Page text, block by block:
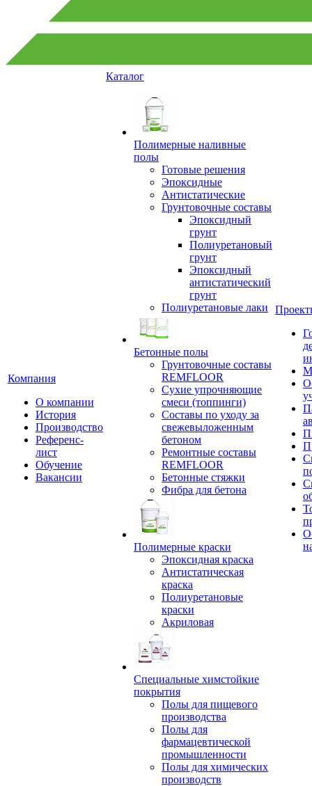
Компания
О компании
История
Производство
Референс-
лист
Обучение
Вакансии
Каталог
Полимерные наливные
полы
Готовые решения
Эпоксидные
Антистатические
Грунтовочные составы
Эпоксидный
грунт
Полиуретановый
грунт
Эпоксидный
антистатический
грунт
Полиуретановые лаки
Бетонные полы
Грунтовочные составы
REMFLOOR
Сухие упрочняющие
смеси (топпинги)
Составы по уходу за
свежевыложенным
бетоном
Ремонтные составы
REMFLOOR
Бетонные стяжки
Фибра для бетона
Полимерные краски
Эпоксидная краска
Антистатическая
краска
Полиуретановые
краски
Акриловая
Специальные химстойкие
покрытия
Полы для пищевого
производства
Полы для
фармацевтической
промышленности
Полы для химических
производств